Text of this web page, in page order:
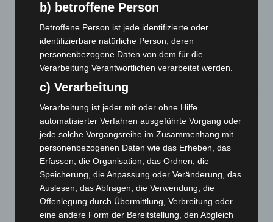
eingedämmt
6. August 2026
Region Hannover: 21 neue Notfallsanitäter starten beim
Roten Kreuz
Zeugen
Celle: Mensch stirbt bei Bagger-Unfall auf Baustelle
Gasleitung bei McDonald’s-Umbau in Langenhagen
beschädigt
5. August 2026
b) betroffene Person
Betroffene Person ist jede identifizierte oder
identifizierbare natürliche Person, deren
personenbezogene Daten von dem für die
Verarbeitung Verantwortlichen verarbeitet werden.
c) Verarbeitung
Verarbeitung ist jeder mit oder ohne Hilfe
automatisierter Verfahren ausgeführte Vorgang oder
jede solche Vorgangsreihe im Zusammenhang mit
personenbezogenen Daten wie das Erheben, das
Erfassen, die Organisation, das Ordnen, die
Speicherung, die Anpassung oder Veränderung, das
Auslesen, das Abfragen, die Verwendung, die
Offenlegung durch Übermittlung, Verbreitung oder
eine andere Form der Bereitstellung, den Abgleich